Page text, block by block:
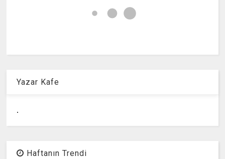
Yazar Kafe
.
Haftanın Trendi